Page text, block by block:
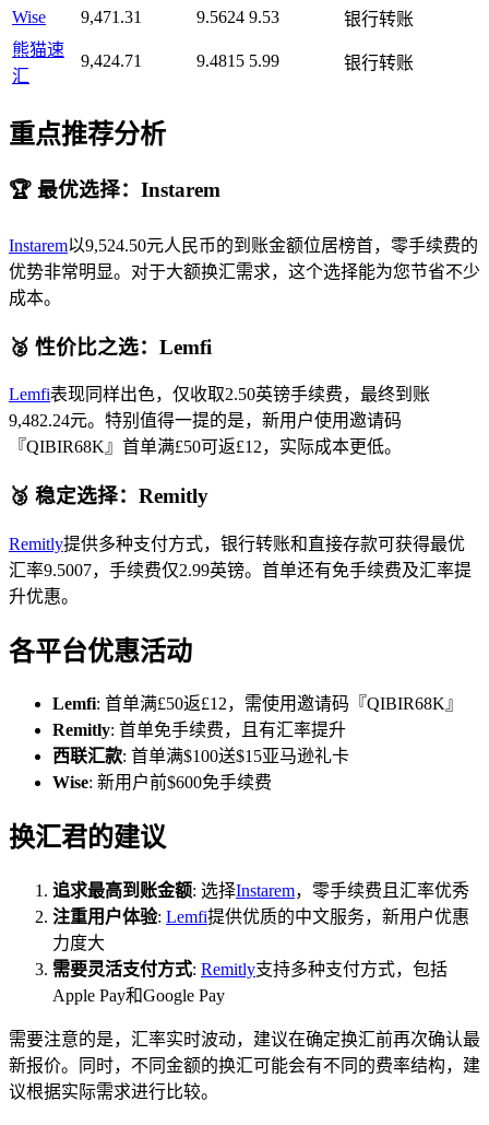
Wise 9,471.31 9.5624 9.53
银行转账
熊猫速
汇
9,424.71 9.4815 5.99 银行转账
重点推荐分析
🏆 最优选择：Instarem
Instarem以9,524.50元人民币的到账金额位居榜首，零手续费的
优势非常明显。对于大额换汇需求，这个选择能为您节省不少
成本。
🥈 性价比之选：Lemfi
Lemfi表现同样出色，仅收取2.50英镑手续费，最终到账
9,482.24元。特别值得一提的是，新用户使用邀请码
『QIBIR68K』首单满£50可返£12，实际成本更低。
🥉 稳定选择：Remitly
Remitly提供多种支付方式，银行转账和直接存款可获得最优
汇率9.5007，手续费仅2.99英镑。首单还有免手续费及汇率提
升优惠。
各平台优惠活动
Lemfi: 首单满£50返£12，需使用邀请码『QIBIR68K』
Remitly: 首单免手续费，且有汇率提升
西联汇款: 首单满$100送$15亚马逊礼卡
Wise: 新用户前$600免手续费
换汇君的建议
追求最高到账金额: 选择Instarem，零手续费且汇率优秀
注重用户体验: Lemfi提供优质的中文服务，新用户优惠
力度大
需要灵活支付方式: Remitly支持多种支付方式，包括
Apple Pay和Google Pay
需要注意的是，汇率实时波动，建议在确定换汇前再次确认最
新报价。同时，不同金额的换汇可能会有不同的费率结构，建
议根据实际需求进行比较。